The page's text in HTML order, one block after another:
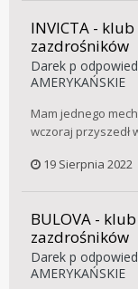
INVICTA -
zazdrośników
Darek p
AMERYKAŃSKIE
Mam jednego
wczoraj przyszedł
19 Sierpnia 2022
BULOVA -
zazdrośników
Darek p
AMERYKAŃSKIE